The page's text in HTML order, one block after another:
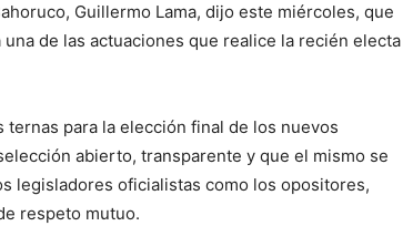
Guillermo Lama, dijo este miércoles, que
de las actuaciones que realice la recién electa
para la elección final de los nuevos
abierto, transparente y que el mismo se
legisladores oficialistas como los opositores,
respeto mutuo.